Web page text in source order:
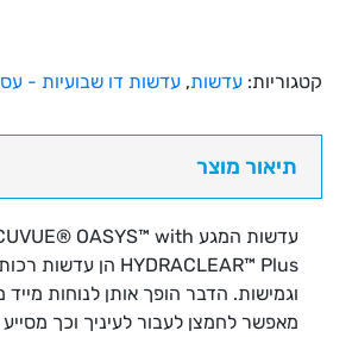
שבועיות
שנתית
Acuvue
קטגוריות: עדשות, עדשות דו שבועיות -
תיאור מוצר
עדשות המגע OASYS™ with
HYDRACLEAR™ Plus הן עדשות
וגמישות. הדבר הופך אותן לנוחות
מאפשר לחמצן לעבור לעיניך וכך